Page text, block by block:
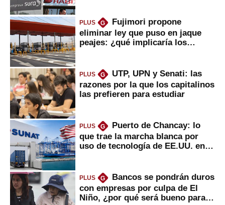
PLUS G
Fujimori propone
eliminar ley que puso en jaque
peajes: ¿qué implicaría los
PLUS G
UTP, UPN y Senati: las
razones por la que los capitalinos
las prefieren para estudiar
PLUS G
Puerto de Chancay: lo
que trae la marcha blanca por
uso de tecnología de EE.UU. en
PLUS G
Bancos se pondrán duros
con empresas por culpa de El
Niño, ¿por qué será bueno para